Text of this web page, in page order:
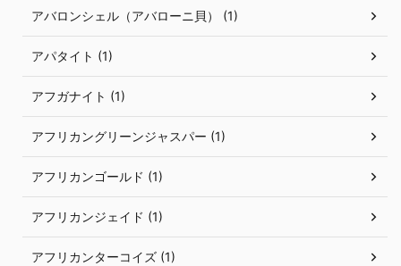
アバロンシェル（アバローニ貝） (1)
アパタイト (1)
アフガナイト (1)
アフリカングリーンジャスパー (1)
アフリカンゴールド (1)
アフリカンジェイド (1)
アフリカンターコイズ (1)